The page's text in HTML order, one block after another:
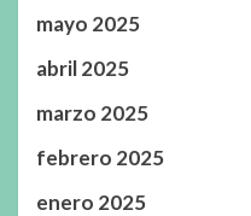
mayo 2025
abril 2025
marzo 2025
febrero 2025
enero 2025